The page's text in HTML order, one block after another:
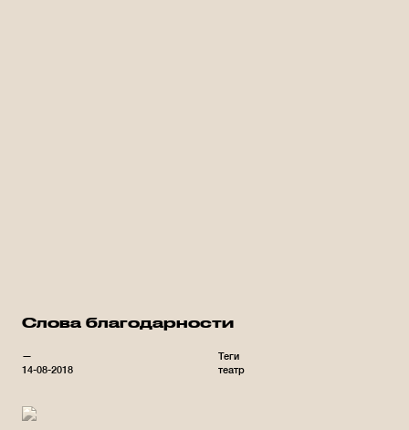
Слова благодарности
—
14-08-2018
Теги
театр